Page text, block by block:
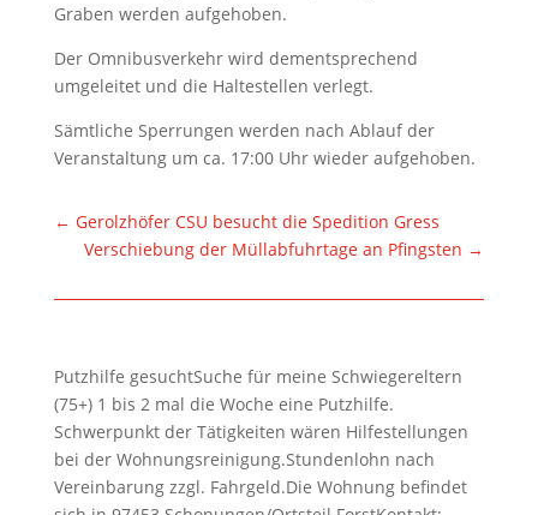
Graben werden aufgehoben.
Der Omnibusverkehr wird dementsprechend
umgeleitet und die Haltestellen verlegt.
Sämtliche Sperrungen werden nach Ablauf der
Veranstaltung um ca. 17:00 Uhr wieder aufgehoben.
← Gerolzhöfer CSU besucht die Spedition Gress
Verschiebung der Müllabfuhrtage an Pfingsten →
Putzhilfe gesuchtSuche für meine Schwiegereltern
(75+) 1 bis 2 mal die Woche eine Putzhilfe.
Schwerpunkt der Tätigkeiten wären Hilfestellungen
bei der Wohnungsreinigung.Stundenlohn nach
Vereinbarung zzgl. Fahrgeld.Die Wohnung befindet